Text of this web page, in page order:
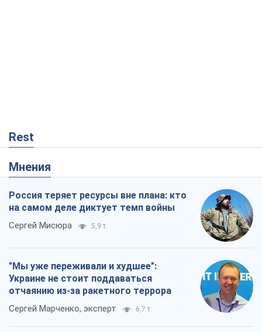
Rest
Мнения
Россия теряет ресурсы вне плана: кто
на самом деле диктует темп войны
Сергей Мисюра 5,9 т.
"Мы уже переживали и худшее":
Украине не стоит поддаваться
отчаянию из-за ракетного террора
Сергей Марченко, эксперт 6,7 т.